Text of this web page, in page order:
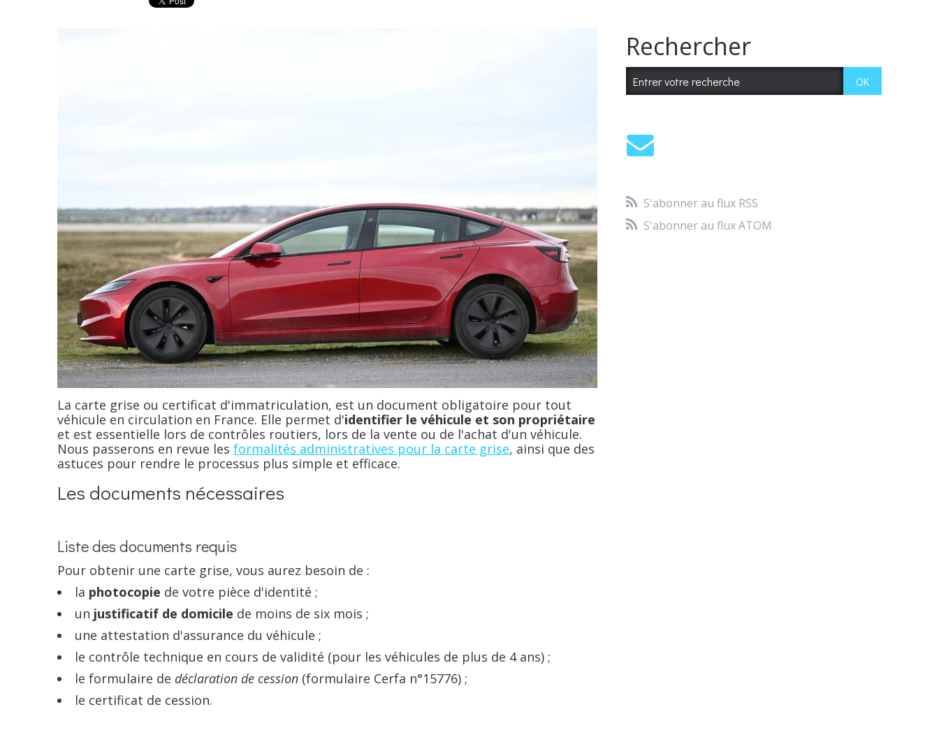
La carte grise ou certificat d'immatriculation, est un document obligatoire pour tout
véhicule en circulation en France. Elle permet d'identifier le véhicule et son propriétaire
et est essentielle lors de contrôles routiers, lors de la vente ou de l'achat d'un véhicule.
Nous passerons en revue les formalités administratives pour la carte grise, ainsi que des
astuces pour rendre le processus plus simple et efficace.
Les documents nécessaires
Liste des documents requis
Pour obtenir une carte grise, vous aurez besoin de :
la photocopie de votre pièce d'identité ;
un justificatif de domicile de moins de six mois ;
une attestation d'assurance du véhicule ;
le contrôle technique en cours de validité (pour les véhicules de plus de 4 ans) ;
le formulaire de déclaration de cession (formulaire Cerfa n°15776) ;
le certificat de cession.
Rechercher
S'abonner au flux RSS
S'abonner au flux ATOM